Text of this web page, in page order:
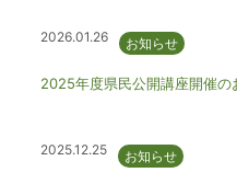
2026.01.26 お知らせ
2025年度県民公開講座開催の
2025.12.25 お知らせ